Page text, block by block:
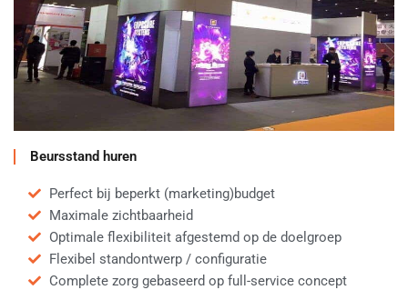
Beursstand huren
Perfect bij beperkt (marketing)budget
Maximale zichtbaarheid
Optimale flexibiliteit afgestemd op de doelgroep
Flexibel standontwerp / configuratie
Complete zorg gebaseerd op full-service concept